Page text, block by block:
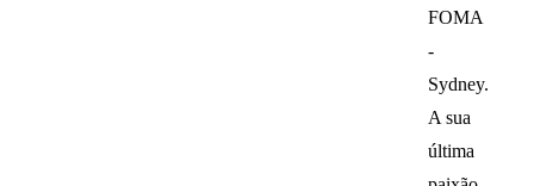
FOMA
-
Sydney.
A sua
última